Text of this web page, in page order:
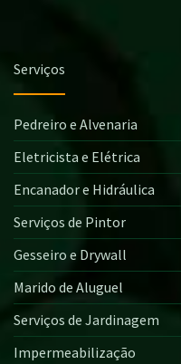
Serviços
Pedreiro e Alvenaria
Eletricista e Elétrica
Encanador e Hidráulica
Serviços de Pintor
Gesseiro e Drywall
Marido de Aluguel
Serviços de Jardinagem
Impermeabilização